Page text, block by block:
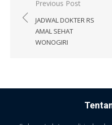
Post
navigation
Previous Post
JADWAL DOKTER RS
AMAL SEHAT
WONOGIRI